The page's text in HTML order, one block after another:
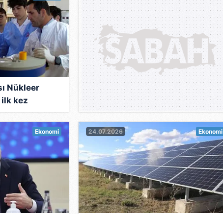
Nükleer
ilk kez
Ekonomi 24.07.2026 Ekonomi